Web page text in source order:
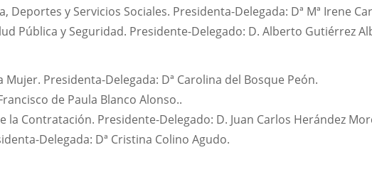
y Servicios Sociales. Presidenta-Delegada: Dª Mª Irene
Pública y Seguridad. Presidente-Delegado: D. Alberto Gutiérrez
Presidenta-Delegada: Dª Carolina del Bosque Peón.
de Paula Blanco Alonso..
Contratación. Presidente-Delegado: D. Juan Carlos Herández
Delegada: Dª Cristina Colino Agudo.